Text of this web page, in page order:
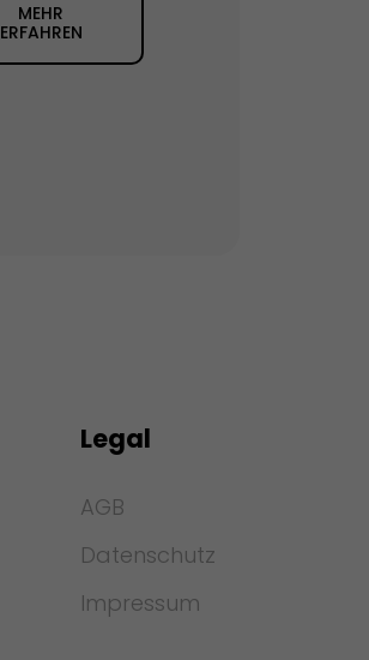
MEHR
ERFAHREN
Legal
AGB
Datenschutz
Impressum